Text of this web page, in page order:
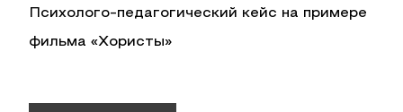
Психолого-педагогический кейс на примере
фильма «Хористы»